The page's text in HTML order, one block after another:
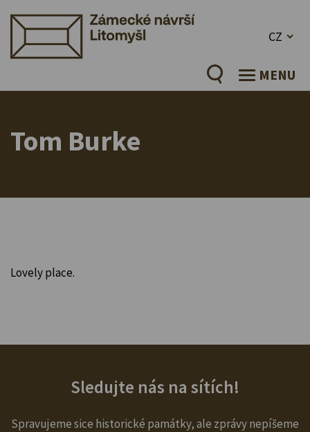
CZ
MENU
Tom Burke
Lovely place.
Sledujte nás na sítích!
Spravujeme sice historické památky, ale zprávy nepíšeme